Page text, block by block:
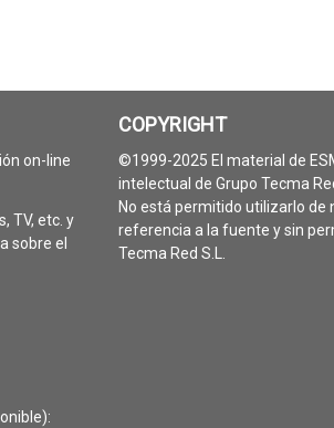
on-line
TV, etc. y
sobre el
COPYRIGHT
©1999-2025 El material de
intelectual de Grupo Tecma
No está permitido utilizarlo de
referencia a la fuente y sin
Tecma Red S.L.